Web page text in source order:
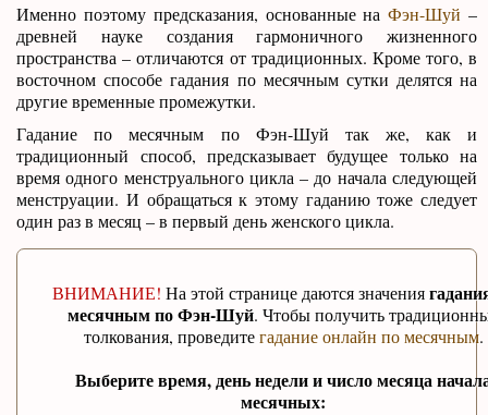
Именно поэтому предсказания, основанные наФэн-Шуй –
древней науке создания гармоничного жизненного
пространства – отличаются от традиционных. Кроме того, в
восточном способе гадания по месячным сутки делятся на
другие временные промежутки.
Гадание по месячным по Фэн-Шуй так же, как и
традиционный способ, предсказывает будущее только на
время одного менструального цикла – до начала следующей
менструации. И обращаться к этому гаданию тоже следует
один раз в месяц – в первый день женского цикла.
ВНИМАНИЕ! На этой странице даются значения
месячным по Фэн-Шуй. Чтобы получить
толкования, проведитегадание онлайн по месячным.
Выберите время, день недели и число месяца
месячных: